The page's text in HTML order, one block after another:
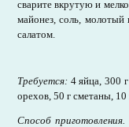
сварите вкрутую и
майонез, соль,
салатом.
Требуется: 4 яйца, 300
орехов, 50 г сметаны,
Способ приготовления.